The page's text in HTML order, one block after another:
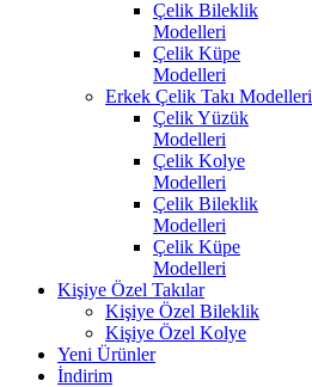
Çelik Bileklik
Modelleri
Çelik Küpe
Modelleri
Erkek Çelik Takı Modelleri
Çelik Yüzük
Modelleri
Çelik Kolye
Modelleri
Çelik Bileklik
Modelleri
Çelik Küpe
Modelleri
Kişiye Özel Takılar
Kişiye Özel Bileklik
Kişiye Özel Kolye
Yeni Ürünler
İndirim